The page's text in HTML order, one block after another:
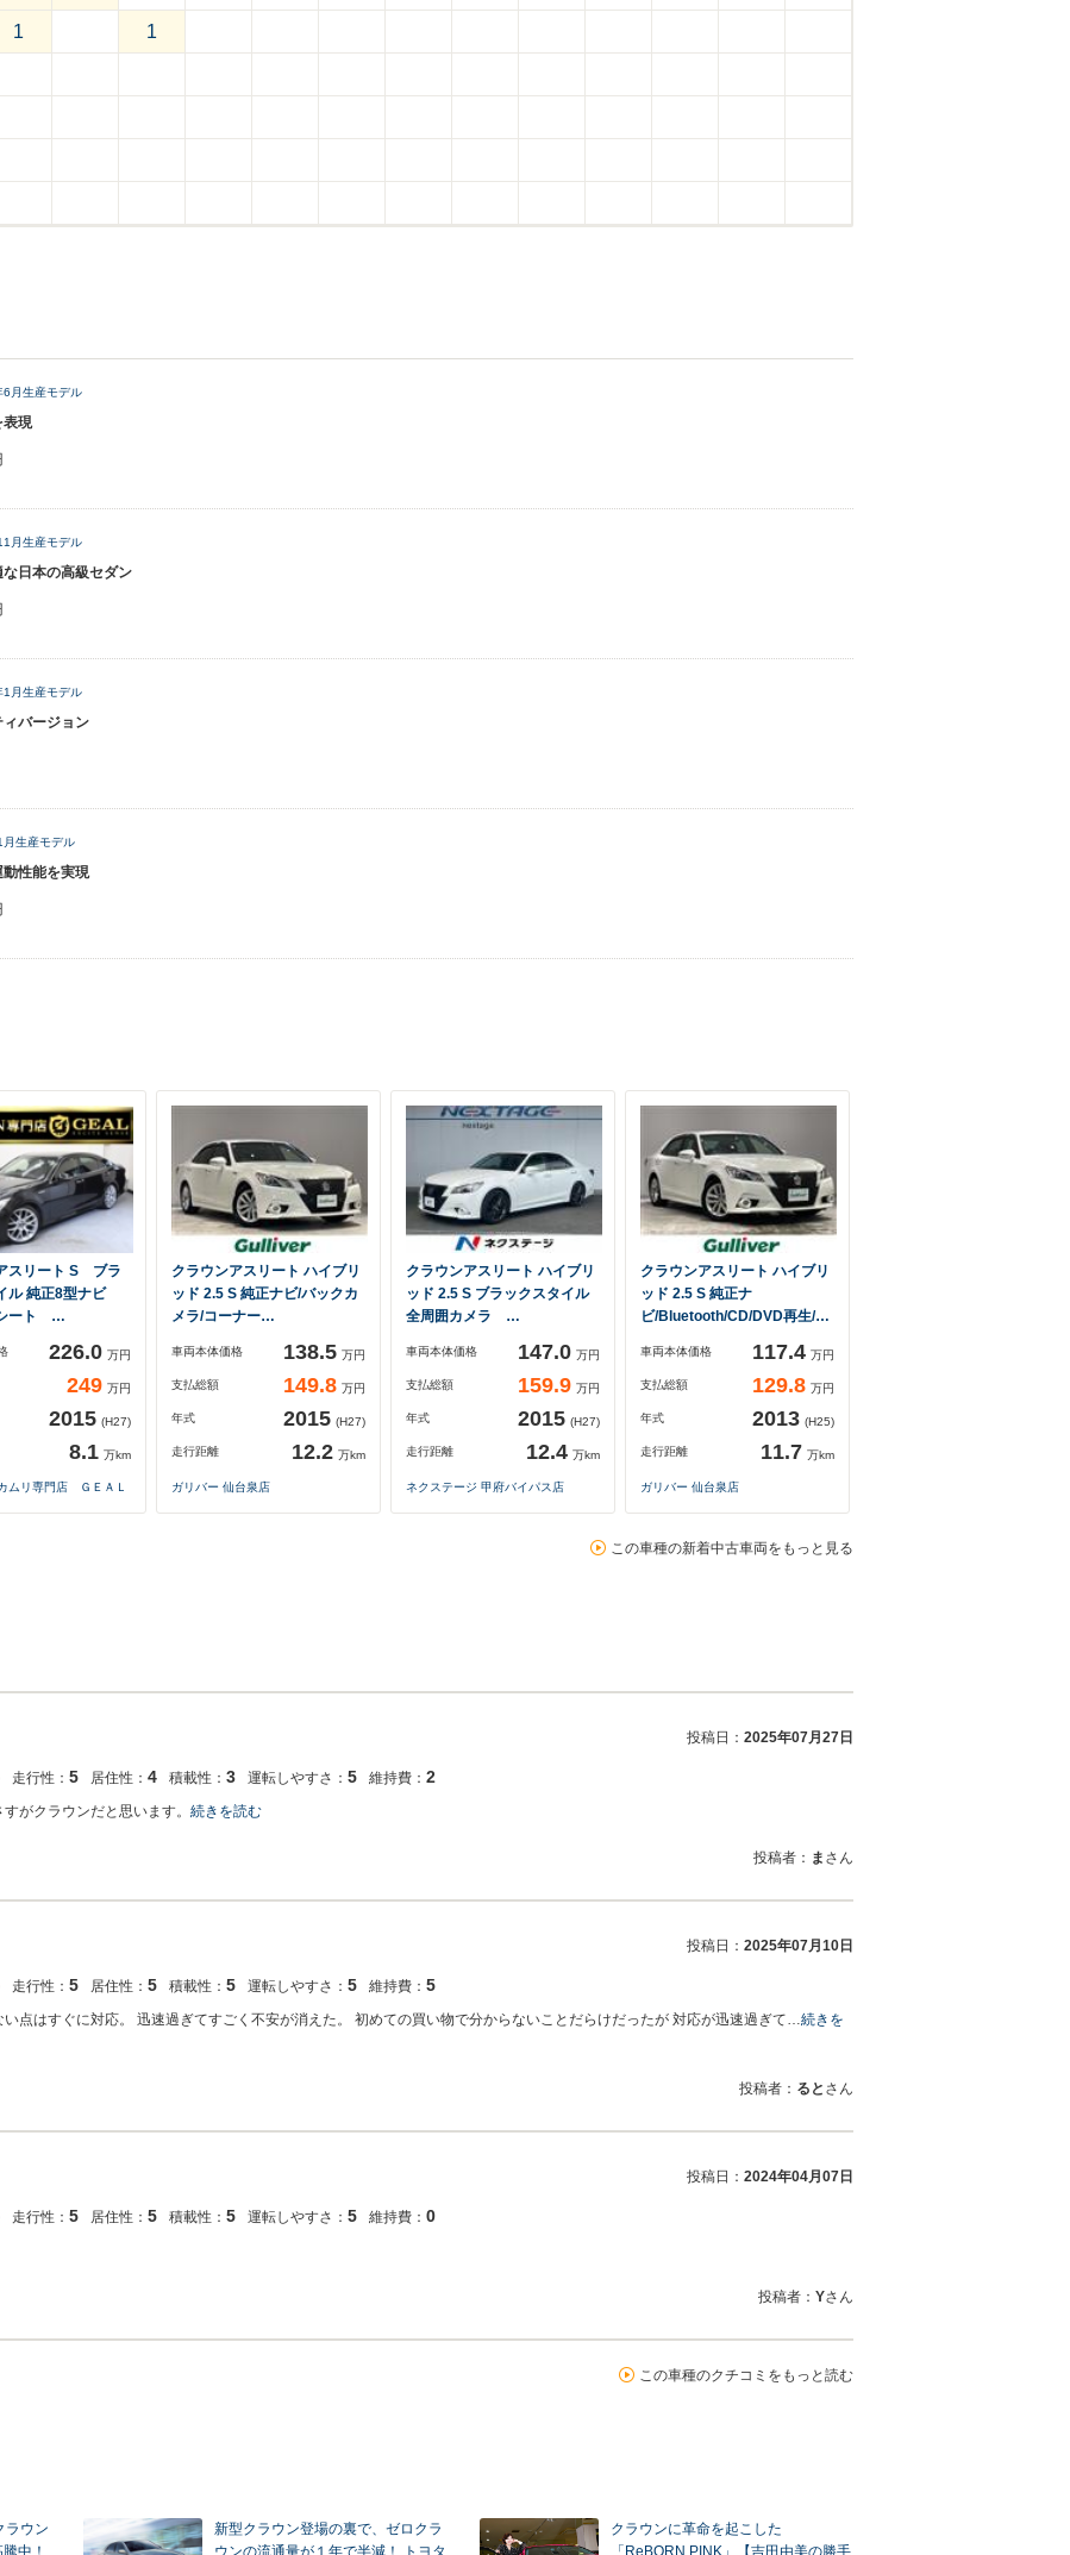
1 1
月生産モデル
表現
月生産モデル
日本の高級セダン
月生産モデル
バージョン
生産モデル
性能を実現
スリート S ブラ
ル 純正8型ナビ
ート …
226.0 万円
249 万円
2015 (H27)
8.1 万km
ムリ専門店 ＧＥＡＬ
クラウンアスリート ハイブリ
ッド 2.5 S 純正ナビ/バックカ
メラ/コーナー…
車両本体価格 138.5 万円
支払総額 149.8 万円
年式 2015 (H27)
走行距離 12.2 万km
ガリバー 仙台泉店
クラウンアスリート ハイブリ
ッド 2.5 S ブラックスタイル
全周囲カメラ …
車両本体価格 147.0 万円
支払総額 159.9 万円
年式 2015 (H27)
走行距離 12.4 万km
ネクステージ 甲府バイパス店
クラウンアスリート ハイブリ
ッド 2.5 S 純正ナ
ビ/Bluetooth/CD/DVD再生/…
車両本体価格 117.4 万円
支払総額 129.8 万円
年式 2013 (H25)
走行距離 11.7 万km
ガリバー 仙台泉店
この車種の新着中古車両をもっと見る
投稿日： 2025年07月27日
走行性： 5 居住性： 4 積載性： 3 運転しやすさ： 5 維持費： 2
がクラウンだと思います。 続きを読む
投稿者： ま さん
投稿日： 2025年07月10日
走行性： 5 居住性： 5 積載性： 5 運転しやすさ： 5 維持費： 5
点はすぐに対応。 迅速過ぎてすごく不安が消えた。 初めての買い物で分からないことだらけだったが 対応が迅速過ぎて…続きを
投稿者： ると さん
投稿日： 2024年04月07日
走行性： 5 居住性： 5 積載性： 5 運転しやすさ： 5 維持費： 0
投稿者： Yさん
この車種のクチコミをもっと読む
ラウン
新型クラウン登場の裏で、ゼロクラ
クラウンに革命を起こした